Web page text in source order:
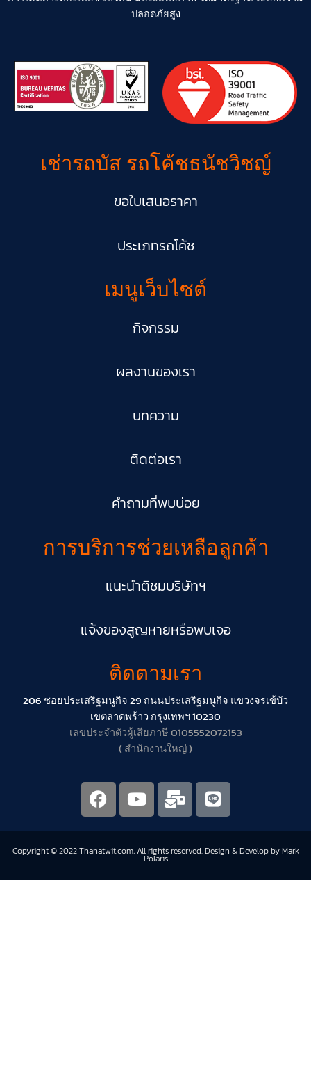
ปลอดภัยสูง
เช่ารถบัส รถโค้ชธนัชวิชญ์
ขอใบเสนอราคา
ประเภทรถโค้ช​
เมนูเว็บไซต์
กิจกรรม
ผลงานของเรา
บทความ
ติดต่อเรา
คำถามที่พบบ่อย
การบริการช่วยเหลือลูกค้า
แนะนำติชมบริษัทฯ
แจ้งของสูญหายหรือพบเจอ
ติดตามเรา
206 ซอยประเสริฐมนูกิจ 29 ถนนประเสริฐมนูกิจ แขวงจรเข้บัว
เขตลาดพร้าว กรุงเทพฯ 10230
เลขประจำตัวผู้เสียภาษี 0105552072153
( สำนักงานใหญ่ )
Copyright © 2022 Thanatwit.com, All rights reserved. Design & Develop by Mark
Polaris